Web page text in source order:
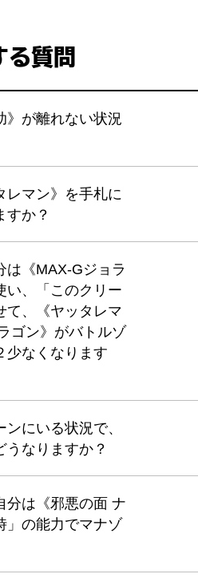
る質問
》が離れない状況
レマン》を手札に
すか？
は《MAX-Gジョラ
い、「このクリー
て、《ヤッタレマ
ゴン》がバトルゾ
少なくなります
にいる状況で、
なりますか？
分は《邪悪の面 ナ
」の能力でマナゾ